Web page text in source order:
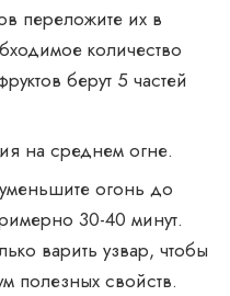
переложите их в
количество
берут 5 частей
на среднем огне.
уменьшите огонь до
30-40 минут.
варить узвар, чтобы
полезных свойств.